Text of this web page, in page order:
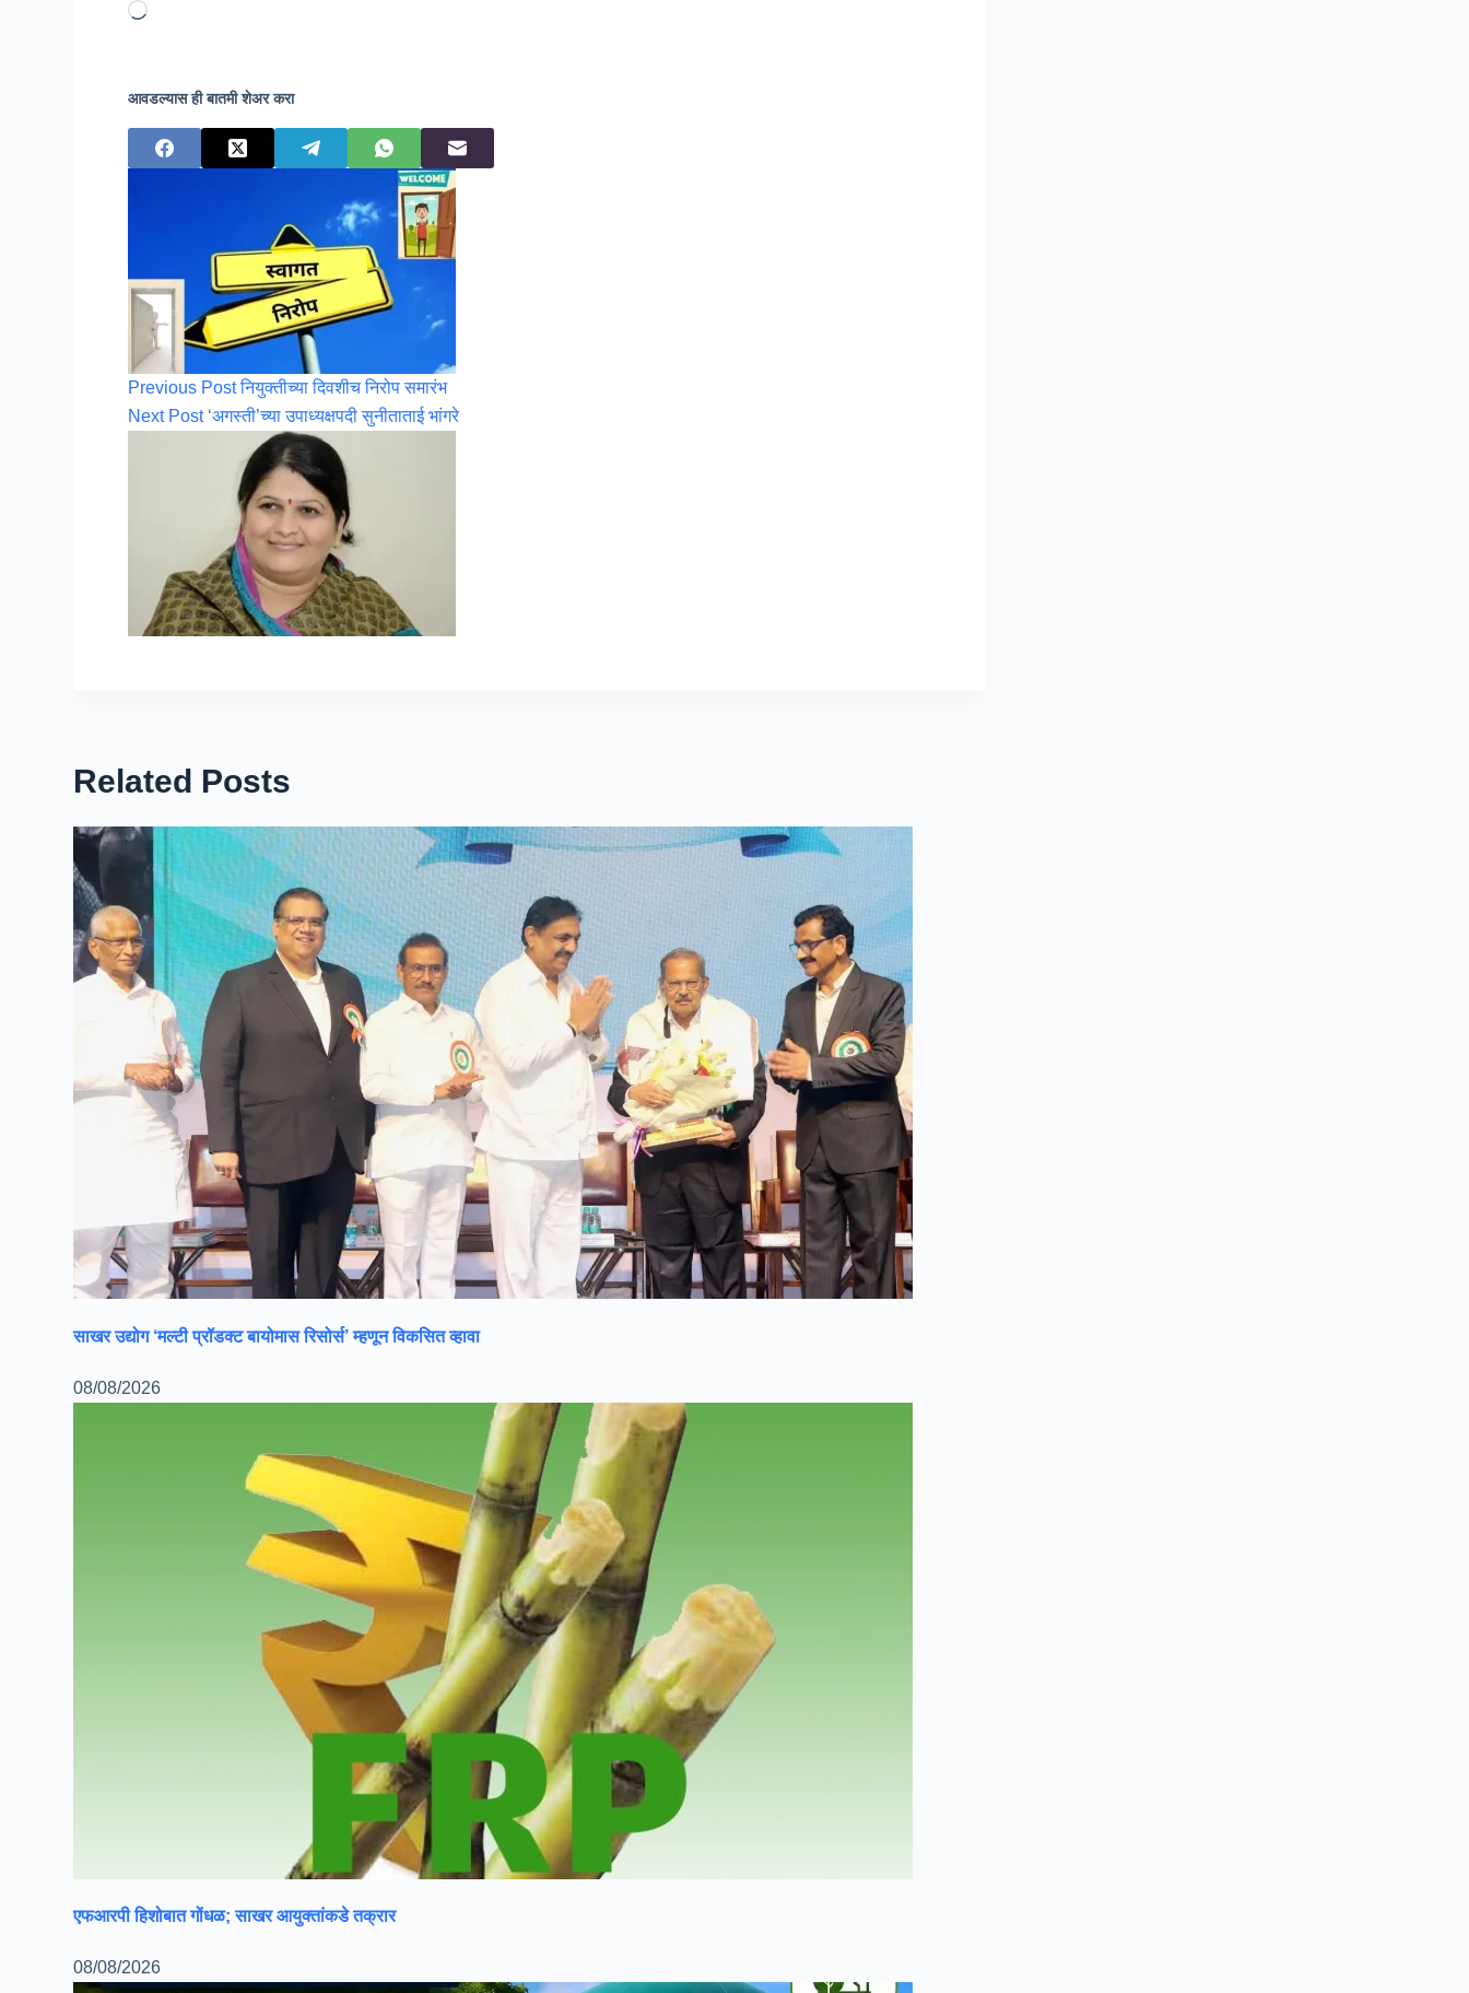
Loading…
आवडल्यास ही बातमी शेअर करा
Previous Post नियुक्तीच्या दिवशीच निरोप समारंभ
Next Post ‘अगस्ती’च्या उपाध्यक्षपदी सुनीताताई भांगरे
Related Posts
साखर उद्योग ‘मल्टी प्रॉडक्ट बायोमास रिसोर्स’ म्हणून विकसित व्हावा
08/08/2026
एफआरपी हिशोबात गोंधळ; साखर आयुक्तांकडे तक्रार
08/08/2026